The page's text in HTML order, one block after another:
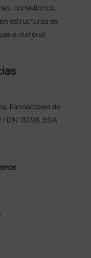
consultorios,
estructuras de
material
Farmacopea de
/ DIN 13098, BGA